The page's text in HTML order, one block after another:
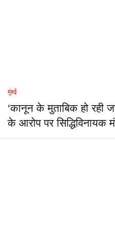
मुंबई
‘कानून के मुताबिक हो रही
के आरोप पर सिद्धिविनायक